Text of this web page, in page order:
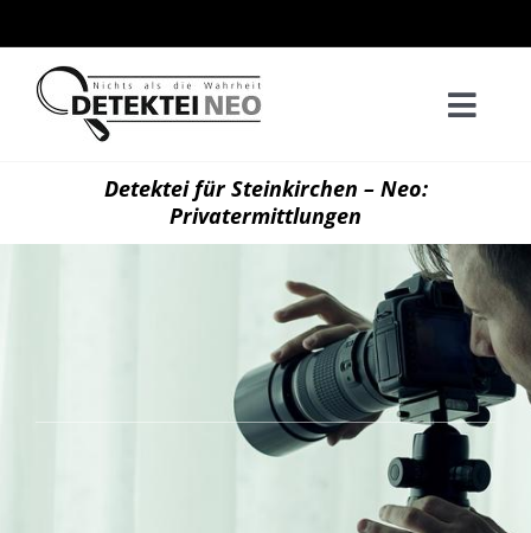
Inhalt
springen
Detektei für Steinkirchen – Neo:
Privatermittlungen